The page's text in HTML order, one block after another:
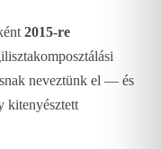
2015-re
neveztünk el — és
kitenyésztett